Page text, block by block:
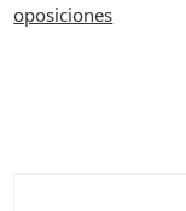
oposiciones